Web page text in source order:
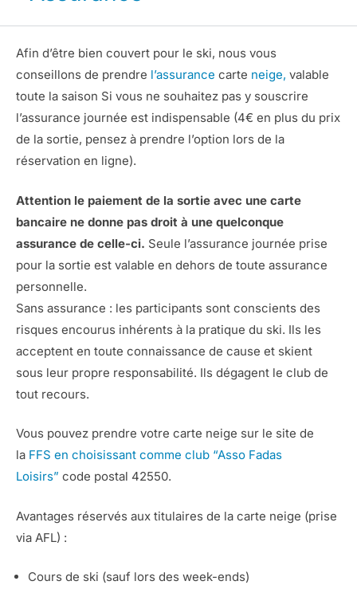
Afin d’être bien couvert pour le ski, nous vous
conseillons de prendre l’assurance carte neige, valable
toute la saison Si vous ne souhaitez pas y souscrire
l’assurance journée est indispensable (4€ en plus du prix
de la sortie, pensez à prendre l’option lors de la
réservation en ligne).
Attention le paiement de la sortie avec une carte
bancaire ne donne pas droit à une quelconque
assurance de celle-ci. Seule l’assurance journée prise
pour la sortie est valable en dehors de toute assurance
personnelle.
Sans assurance : les participants sont conscients des
risques encourus inhérents à la pratique du ski. Ils les
acceptent en toute connaissance de cause et skient
sous leur propre responsabilité. Ils dégagent le club de
tout recours.
Vous pouvez prendre votre carte neige sur le site de
la FFS en choisissant comme club “Asso Fadas
Loisirs” code postal 42550.
Avantages réservés aux titulaires de la carte neige (prise
via AFL) :
Cours de ski (sauf lors des week-ends)